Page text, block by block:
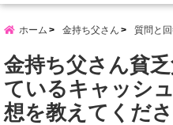
ホーム 金持ち父さん 質問と
金持ち父さん貧
ているキャッシ
想を教えてくだ